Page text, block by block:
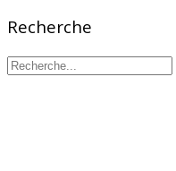
Recherche